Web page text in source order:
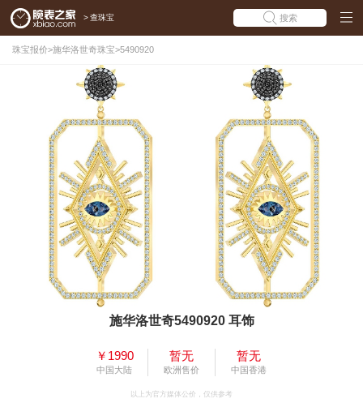
> 查珠宝 搜索
珠宝报价>施华洛世奇珠宝>5490920
施华洛世奇5490920 耳饰
￥1990
中国大陆
暂无
欧洲售价
暂无
中国香港
以上为官方媒体公价，仅供参考